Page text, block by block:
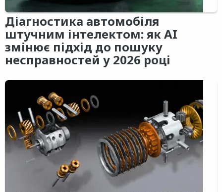
Діагностика автомобіля
штучним інтелектом: як AI
змінює підхід до пошуку
несправностей у 2026 році